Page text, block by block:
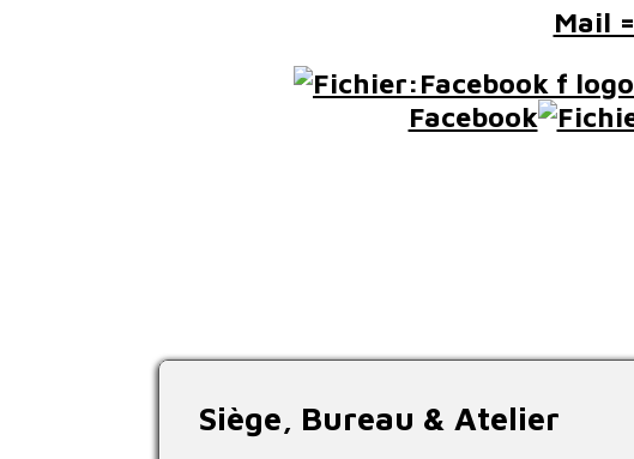
Mail =
Facebook
Siège, Bureau & Atelier